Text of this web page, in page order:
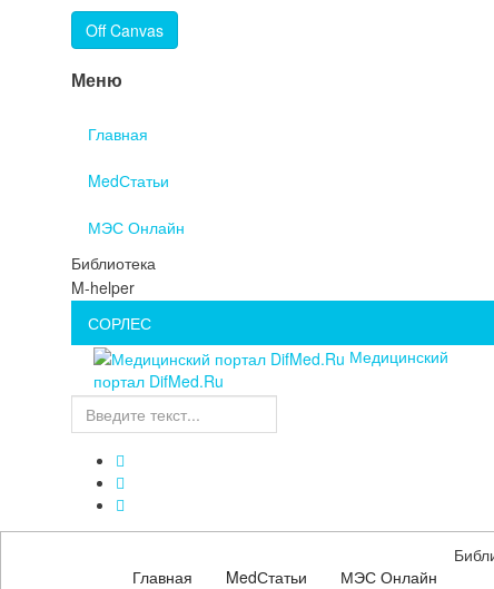
Off Canvas
Меню
Главная
MedСтатьи
МЭС Онлайн
Библиотека
M-helper
СОРЛЕС
Медицинский
портал DifMed.Ru
Главная MedСтатьи МЭС Онлайн